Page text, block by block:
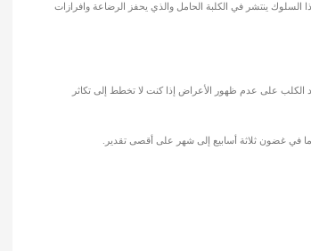
ينتشر في الكلبة الحامل والذي يحفز الرضاعة وافرازات
الكلب على عدم ظهور الأعراض إذا كنت لا تخطط إلى تكاثر
في غضون ثلاثة أسابيع إلى شهر على أقصى تقدير.